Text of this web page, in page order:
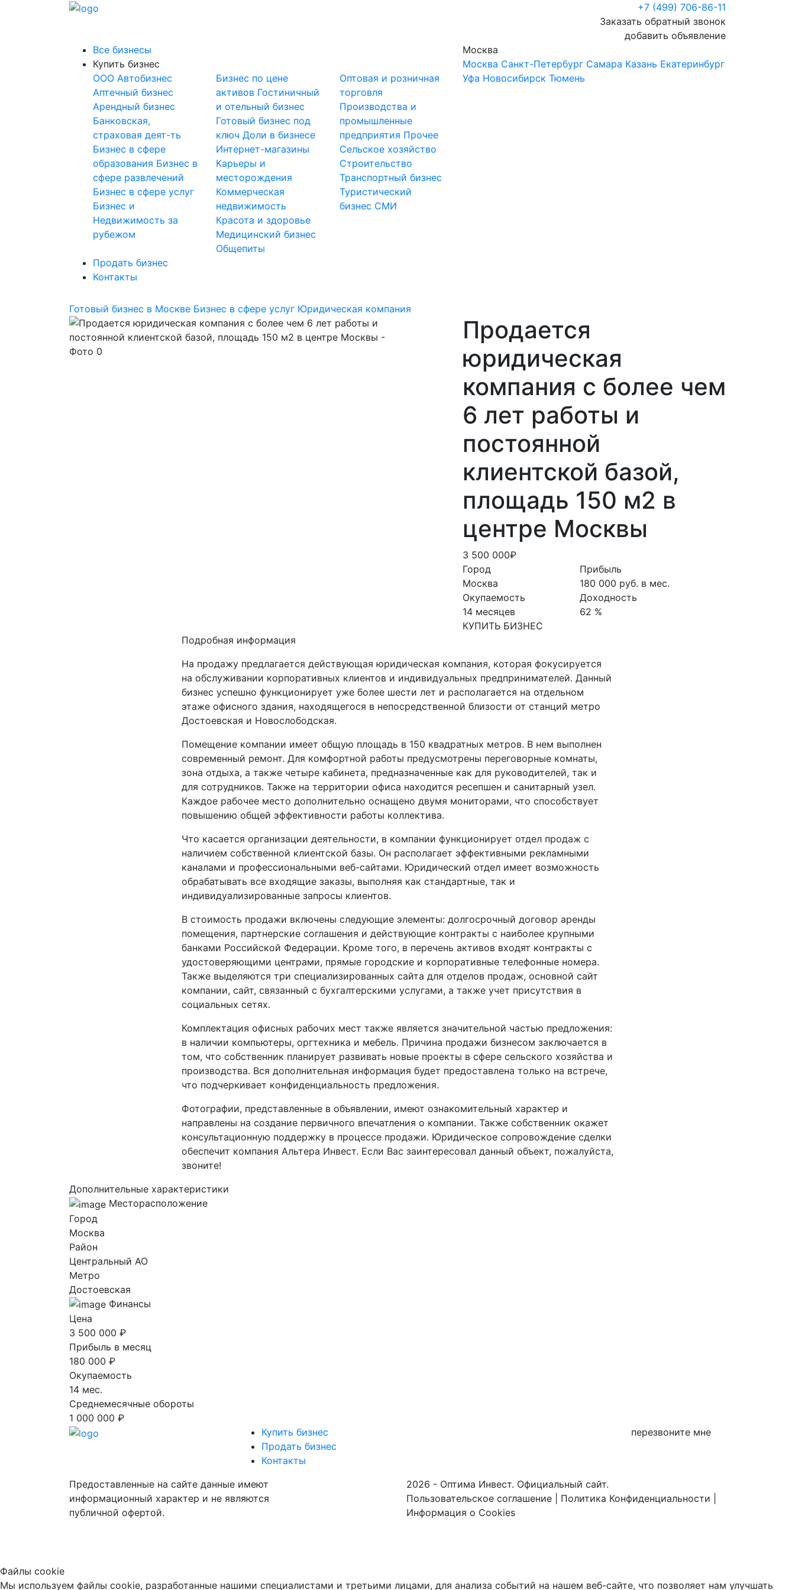
+7 (499) 706-86-11
Заказать обратный звонок
добавить объявление
Все бизнесы
Купить бизнес
OOO Автобизнес
Аптечный бизнес
Арендный бизнес
Банковская,
страховая деят-ть
Бизнес в сфере
образования Бизнес в
сфере развлечений
Бизнес в сфере услуг
Бизнес и
Недвижимость за
рубежом
Бизнес по цене
активов Гостиничный
и отельный бизнес
Готовый бизнес под
ключДоли в бизнесе
Интернет-магазины
Карьеры и
месторождения
Коммерческая
недвижимость
Красота и здоровье
Медицинский бизнес
Общепиты
Оптовая и розничная
торговля
Производства и
промышленные
предприятия Прочее
Сельское хозяйство
Строительство
Транспортный бизнес
Туристический
бизнес СМИ
Продать бизнес
Контакты
Москва
Москва Санкт-Петербург Самара Казань Екатеринбург
Уфа Новосибирск Тюмень
Готовый бизнес в Москве Бизнес в сфере услуг Юридическая компания
Продается
юридическая
компания с более чем
6 лет работы и
постоянной
клиентской базой,
площадь 150 м2 в
центре Москвы
3 500 000₽
Город
Москва
Окупаемость
14 месяцев
КУПИТЬ БИЗНЕС
Прибыль
180 000 руб. в мес.
Доходность
62 %
Подробная информация
На продажу предлагается действующая юридическая компания, которая фокусируется
на обслуживании корпоративных клиентов и индивидуальных предпринимателей. Данный
бизнес успешно функционирует уже более шести лет и располагается на отдельном
этаже офисного здания, находящегося в непосредственной близости от станций метро
Достоевская и Новослободская.
Помещение компании имеет общую площадь в 150 квадратных метров. В нем выполнен
современный ремонт. Для комфортной работы предусмотрены переговорные комнаты,
зона отдыха, а также четыре кабинета, предназначенные как для руководителей, так и
для сотрудников. Также на территории офиса находится ресепшен и санитарный узел.
Каждое рабочее место дополнительно оснащено двумя мониторами, что способствует
повышению общей эффективности работы коллектива.
Что касается организации деятельности, в компании функционирует отдел продаж с
наличием собственной клиентской базы. Он располагает эффективными рекламными
каналами и профессиональными веб-сайтами. Юридический отдел имеет возможность
обрабатывать все входящие заказы, выполняя как стандартные, так и
индивидуализированные запросы клиентов.
В стоимость продажи включены следующие элементы: долгосрочный договор аренды
помещения, партнерские соглашения и действующие контракты с наиболее крупными
банками Российской Федерации. Кроме того, в перечень активов входят контракты с
удостоверяющими центрами, прямые городские и корпоративные телефонные номера.
Также выделяются три специализированных сайта для отделов продаж, основной сайт
компании, сайт, связанный с бухгалтерскими услугами, а также учет присутствия в
социальных сетях.
Комплектация офисных рабочих мест также является значительной частью предложения:
в наличии компьютеры, оргтехника и мебель. Причина продажи бизнесом заключается в
том, что собственник планирует развивать новые проекты в сфере сельского хозяйства и
производства. Вся дополнительная информация будет предоставлена только на встрече,
что подчеркивает конфиденциальность предложения.
Фотографии, представленные в объявлении, имеют ознакомительный характер и
направлены на создание первичного впечатления о компании. Также собственник окажет
консультационную поддержку в процессе продажи. Юридическое сопровождение сделки
обеспечит компания Альтера Инвест. Если Вас заинтересовал данный объект, пожалуйста,
звоните!
Дополнительные характеристики
Месторасположение
Город
Москва
Район
Центральный AO
Метро
Достоевская
Финансы
Цена
3 500 000 ₽
Прибыль в месяц
180 000 ₽
Окупаемость
14 мес.
Среднемесячные обороты
1 000 000 ₽
Купить бизнес
Продать бизнес
Контакты
перезвоните мне
Предоставленные на сайте данные имеют
информационный характер и не являются
публичной офертой.
2026 - Оптима Инвест. Официальный сайт.
Пользовательское соглашение
Политика Конфиденциальности
Информация о Cookies
Файлы cookie
Мы используем файлы cookie, разработанные нашими специалистами и третьими лицами, для анализа событий на нашем веб-сайте, что позволяет нам улучшать